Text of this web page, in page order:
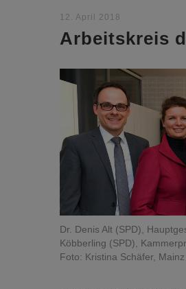
12. April 2018
Arbeitskreis
Dr. Denis Alt (SPD),
Köbberling (SPD),
Foto: Kristina Schäfer, Mainz